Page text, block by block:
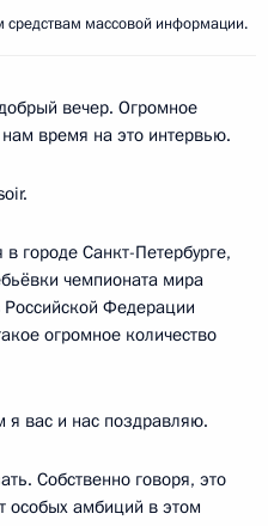
массовой информации.
вечер. Огромное
время на это интервью.
городе Санкт-Петербурге,
чемпионата мира
Федерации
огромное количество
я вас и нас поздравляю.
Собственно говоря, это
особых амбиций в этом